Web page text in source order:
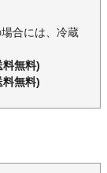
合には、冷蔵
料無料)
料無料)